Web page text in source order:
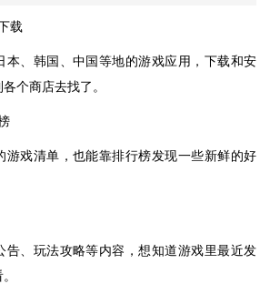
载
本、韩国、中国等地的游戏应用，下载和安
个商店去找了。
游戏清单，也能靠排行榜发现一些新鲜的好
告、玩法攻略等内容，想知道游戏里最近发